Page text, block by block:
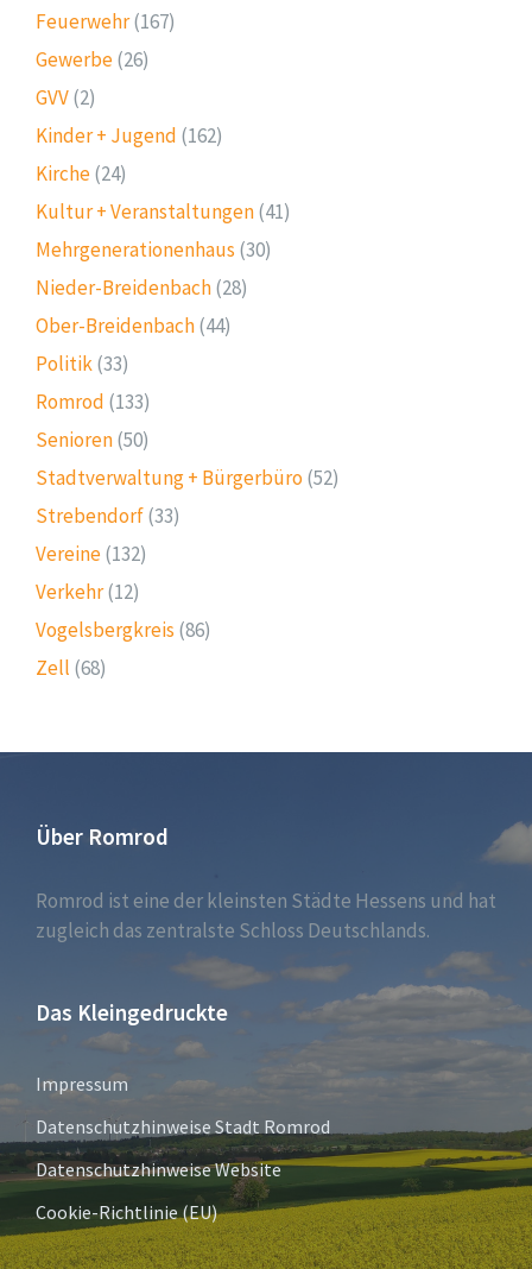
Feuerwehr(167)
Gewerbe(26)
GVV(2)
Kinder + Jugend (162)
Kirche(24)
Kultur + Veranstaltungen(41)
Mehrgenerationenhaus (30)
Nieder-Breidenbach(28)
Ober-Breidenbach(44)
Politik(33)
Romrod (133)
Senioren(50)
Stadtverwaltung + Bürgerbüro (52)
Strebendorf(33)
Vereine(132)
Verkehr(12)
Vogelsbergkreis (86)
Zell (68)
Über Romrod
Romrod ist eine der kleinsten Städte Hessens und hat
zugleich das zentralste Schloss Deutschlands.
Das Kleingedruckte
Impressum
Datenschutzhinweise Stadt Romrod
Datenschutzhinweise Website
Cookie-Richtlinie (EU)